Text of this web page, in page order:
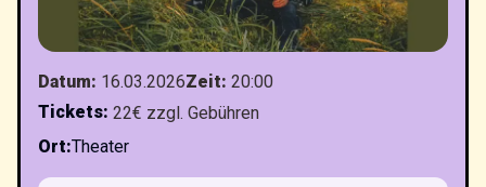
Datum: 16.03.2026Zeit: 20:00
Tickets: 22€ zzgl. Gebühren
Ort:Theater